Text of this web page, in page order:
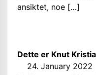
ansiktet, noe […]
Dette er Knut
24. January 2022